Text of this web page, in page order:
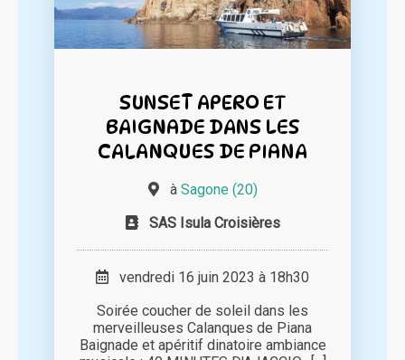
SUNSET APERO ET
BAIGNADE DANS LES
CALANQUES DE PIANA
à Sagone (20)
SAS Isula Croisières
vendredi 16 juin 2023 à 18h30
Soirée coucher de soleil dans les
merveilleuses Calanques de Piana
Baignade et apéritif dinatoire ambiance